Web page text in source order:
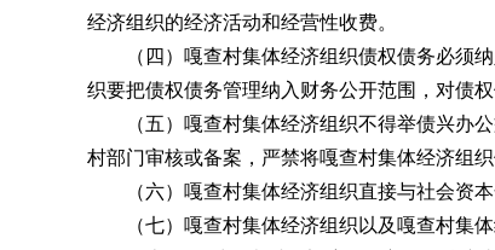
经济组织的经济活动和经营性收费。
（四）嘎查村集体经济组织债权债务必须纳
织要把债权债务管理纳入财务公开范围，对债
（五）嘎查村集体经济组织不得举债兴办公
村部门审核或备案，严禁将嘎查村集体经济组织
（六）嘎查村集体经济组织直接与社会资本
（七）嘎查村集体经济组织以及嘎查村集体